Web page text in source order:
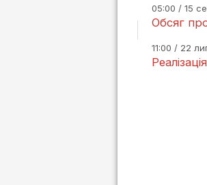
05:00 / 15
Обсяг
11:00 / 22